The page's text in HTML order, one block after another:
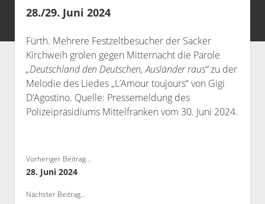
Aktuelles
Termine
open
dropdown
menu
Antifaschistische Termine im Süden
Antifaschistische Termine in München
Chronologie
Das Archiv
open
dropdown
RSS-Feeds, Twitter & Facebook
28./29. Juni 2024
Fürth. Mehrere Festzeltbesucher der Sacker
Kirchweih grölen gegen Mitternacht die Parole
„Deutschland den Deutschen, Ausländer raus“zu der
Melodie des Liedes „L’Amour toujours“ von Gigi
D’Agostino. Quelle: Pressemeldung des
Polizeipräsidiums Mittelfranken vom 30. Juni 2024.
Vorheriger Beitrag...
28. Juni 2024
Nächster Beitrag...